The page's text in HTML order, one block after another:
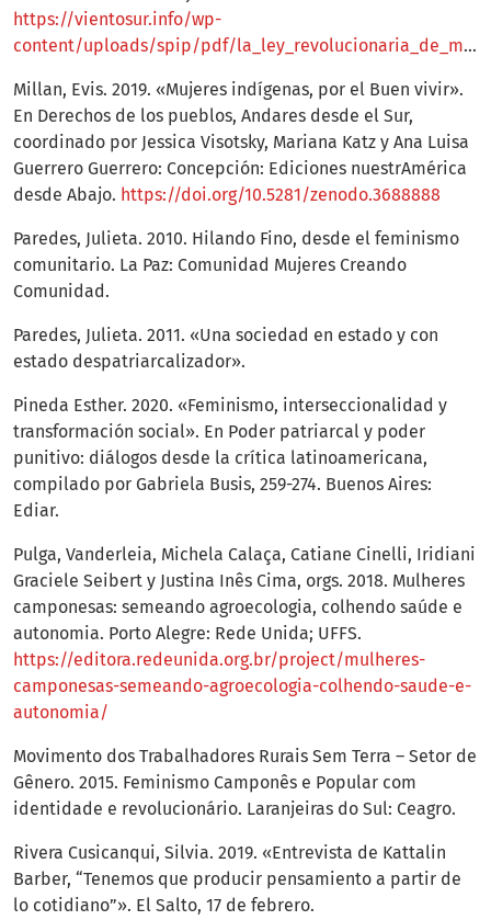
https://vientosur.info/wp-
content/uploads/spip/pdf/la_ley_revolucionaria_de_mujerescideci.pdf
Millan, Evis. 2019. «Mujeres indígenas, por el Buen vivir».
En Derechos de los pueblos, Andares desde el Sur,
coordinado por Jessica Visotsky, Mariana Katz y Ana Luisa
Guerrero Guerrero: Concepción: Ediciones nuestrAmérica
desde Abajo. https://doi.org/10.5281/zenodo.3688888
Paredes, Julieta. 2010. Hilando Fino, desde el feminismo
comunitario. La Paz: Comunidad Mujeres Creando
Comunidad.
Paredes, Julieta. 2011. «Una sociedad en estado y con
estado despatriarcalizador».
Pineda Esther. 2020. «Feminismo, interseccionalidad y
transformación social». En Poder patriarcal y poder
punitivo: diálogos desde la crítica latinoamericana,
compilado por Gabriela Busis, 259-274. Buenos Aires:
Ediar.
Pulga, Vanderleia, Michela Calaça, Catiane Cinelli, Iridiani
Graciele Seibert y Justina Inês Cima, orgs. 2018. Mulheres
camponesas: semeando agroecologia, colhendo saúde e
autonomia. Porto Alegre: Rede Unida; UFFS.
https://editora.redeunida.org.br/project/mulheres-
camponesas-semeando-agroecologia-colhendo-saude-e-
autonomia/
Movimento dos Trabalhadores Rurais Sem Terra – Setor de
Gênero. 2015. Feminismo Camponês e Popular com
identidade e revolucionário. Laranjeiras do Sul: Ceagro.
Rivera Cusicanqui, Silvia. 2019. «Entrevista de Kattalin
Barber, “Tenemos que producir pensamiento a partir de
lo cotidiano”». El Salto, 17 de febrero.